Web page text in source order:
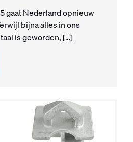
gaat Nederland opnieuw
bijna alles in ons
is geworden, […]